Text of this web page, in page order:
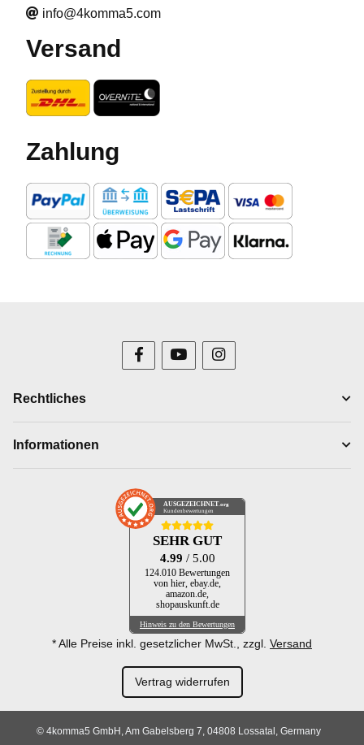
info@4komma5.com
Versand
Zahlung
Rechtliches
Informationen
AUSGEZEICHNET .org
Kundenbewertungen
SEHR GUT
4.99 / 5.00
124.010 Bewertungen
von hier, ebay.de,
amazon.de,
shopauskunft.de
Hinweis zu den Bewertungen
* Alle Preise inkl. gesetzlicher MwSt., zzgl. Versand
Vertrag widerrufen
© 4komma5 GmbH, Am Gabelsberg 7, 04808 Lossatal, Germany